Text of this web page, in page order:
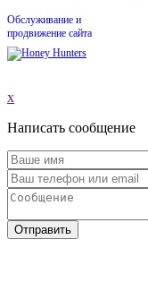
Обслуживание и
продвижение сайта
x
Написать сообщение
Отправить